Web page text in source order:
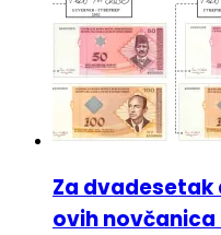
Za dvadesetak
ovih
trebaju uraditi?